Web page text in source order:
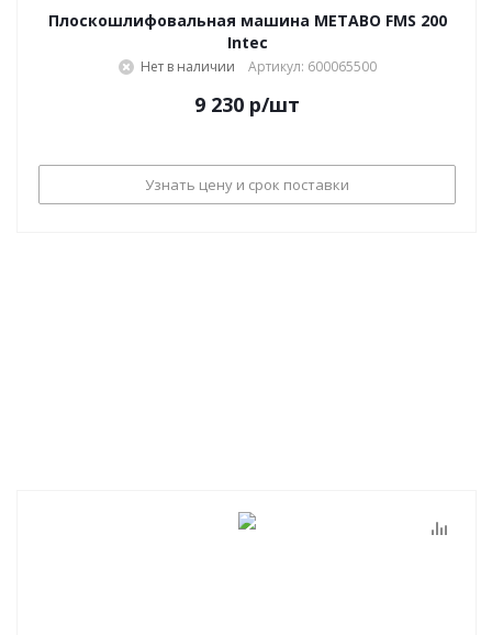
Плоскошлифовальная машина METABO FMS 200
Intec
Нет в наличии Артикул: 600065500
9 230 р/шт
Узнать цену и срок поставки